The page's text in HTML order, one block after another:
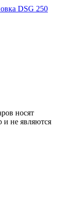
носят
и не являются